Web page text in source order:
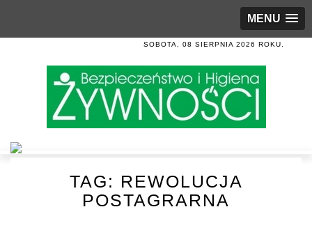
MENU
SOBOTA, 08 SIERPNIA 2026 ROKU.
TAG: REWOLUCJA
POSTAGRARNA